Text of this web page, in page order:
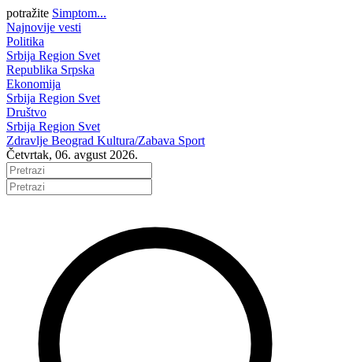
potražite Simptom...
Najnovije vesti
Politika
Srbija Region Svet
Republika Srpska
Ekonomija
Srbija Region Svet
Društvo
Srbija Region Svet
Zdravlje Beograd Kultura/Zabava Sport
Četvrtak, 06. avgust 2026.